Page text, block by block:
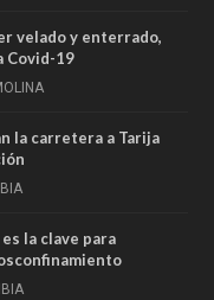
velado y enterrado,
Covid-19
la carretera a Tarija
la clave para